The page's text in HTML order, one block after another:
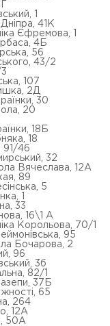
1
41К
Єфремова, 1
4Б
56
43/2
107
2Д
30
20
18Б
18
91/46
32
Вячеслава, 12А
89
5
1
33
16\1 А
Корольова, 70/1
95
Бочарова, 2
96
3б
82/1
37Б
65
264
12А
50А